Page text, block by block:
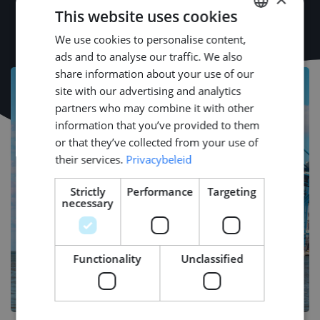
DUTCH
This website uses cookies
We use cookies to personalise content,
ads and to analyse our traffic. We also
share information about your use of our
site with our advertising and analytics
partners who may combine it with other
information that you’ve provided to them
or that they’ve collected from your use of
their services. Privacybeleid
Strictly
necessary
Performance Targeting
Functionality Unclassified